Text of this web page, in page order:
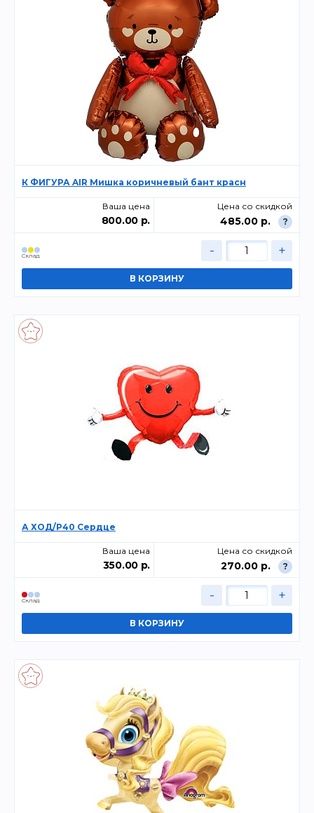
К ФИГУРА AIR Мишка коричневый бант красн
Ваша цена
800.00 р.
Цена со скидкой
485.00 р. ?
Склад - +
А ХОД/P40 Сердце
Ваша цена
350.00 р.
Цена со скидкой
270.00 р. ?
Склад - +